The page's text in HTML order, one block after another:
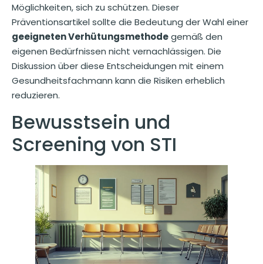
Möglichkeiten, sich zu schützen. Dieser
Präventionsartikel sollte die Bedeutung der Wahl einer
geeigneten Verhütungsmethodegemäß den
eigenen Bedürfnissen nicht vernachlässigen. Die
Diskussion über diese Entscheidungen mit einem
Gesundheitsfachmann kann die Risiken erheblich
reduzieren.
Bewusstsein und
Screening von STI